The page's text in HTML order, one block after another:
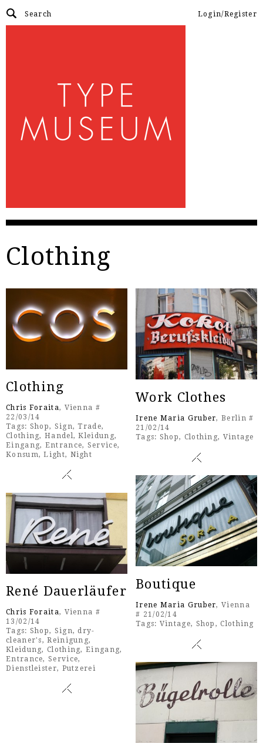
Login/Register
Clothing
Clothing
Chris Foraita, Vienna #
22/03/14
Tags: Shop, Sign,Trade,
Clothing,Handel,Kleidung,
Eingang, Entrance, Service,
Konsum,Light, Night
Work Clothes
Irene Maria Gruber, Berlin #
21/02/14
Tags: Shop, Clothing, Vintage
Boutique
Irene Maria Gruber, Vienna
# 21/02/14
Tags: Vintage, Shop , Clothing
René Dauerläufer
Chris Foraita, Vienna #
13/02/14
Tags: Shop, Sign,dry-
cleaner's,Reinigung,
Kleidung, Clothing,Eingang,
Entrance,Service,
Dienstleister, Putzerei